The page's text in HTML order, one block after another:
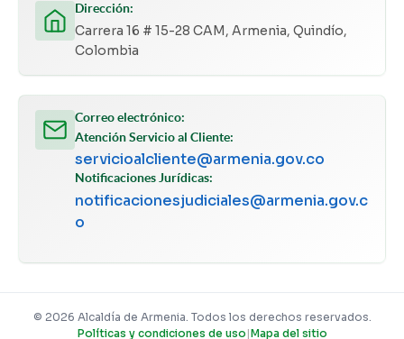
Dirección:
Carrera 16 # 15-28 CAM, Armenia, Quindío,
Colombia
Correo electrónico:
Atención Servicio al Cliente:
servicioalcliente@armenia.gov.co
Notificaciones Jurídicas:
notificacionesjudiciales@armenia.gov.c
o
© 2026 Alcaldía de Armenia. Todos los derechos reservados.
Políticas y condiciones de uso |Mapa del sitio